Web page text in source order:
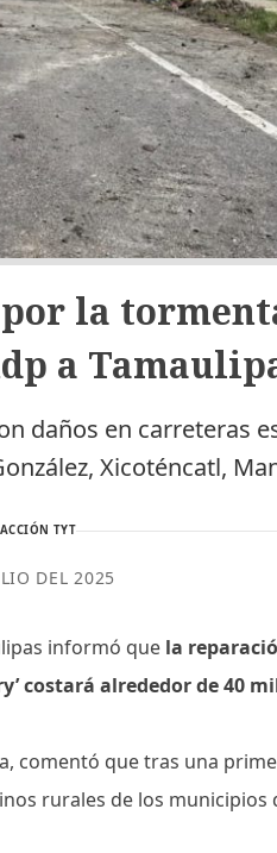
la
a
daños en carreteras
Xicoténcatl,
TYT
DEL 2025
informó que la
costará alrededor de 40
comentó que tras una
rurales de los municipios